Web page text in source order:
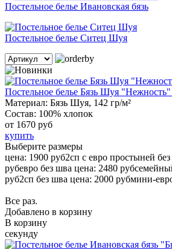
Постельное белье Ивановская бязь
Постельное белье Ситец Шуя
Постельное белье Бязь Шуя "Нежность"
Материал: Бязь Шуя, 142 гр/м²
Состав: 100% хлопок
от 1670 руб
купить
Выберите размеры
цена: 1900 руб2сп с евро простыней
рубевро без шва цена: 2480 руб
руб2сп без шва цена: 2000 рубмини-
Все раз.
Добавлено в корзину
В корзину
секунду